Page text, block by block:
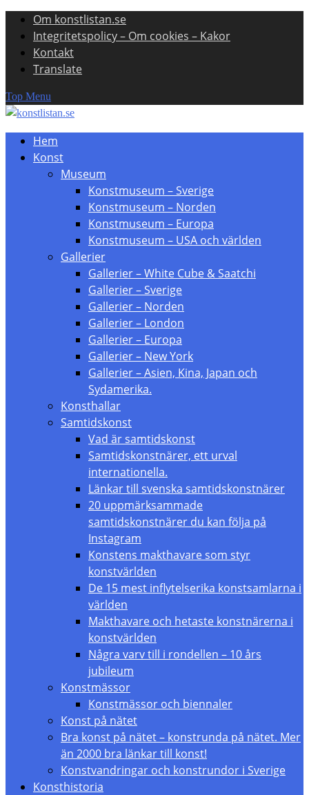
Skip
content
Om konstlistan.se
Integritetspolicy – Om cookies – Kakor
Kontakt
Translate
Top Menu
Hem
Konst
Museum
Konstmuseum – Sverige
Konstmuseum – Norden
Konstmuseum – Europa
Konstmuseum – USA och världen
Gallerier
Gallerier – White Cube & Saatchi
Gallerier – Sverige
Gallerier – Norden
Gallerier – London
Gallerier – Europa
Gallerier – New York
Gallerier – Asien, Kina, Japan och
Sydamerika.
Konsthallar
Samtidskonst
Vad är samtidskonst
Samtidskonstnärer, ett urval
internationella.
Länkar till svenska samtidskonstnärer
20 uppmärksammade
samtidskonstnärer du kan följa på
Instagram
Konstens makthavare som styr
konstvärlden
De 15 mest inflytelserika konstsamlarna i
världen
Makthavare och hetaste konstnärerna i
konstvärlden
Några varv till i rondellen – 10 års
jubileum
Konstmässor
Konstmässor och biennaler
Konst på nätet
Bra konst på nätet – konstrunda på nätet. Mer
än 2000 bra länkar till konst!
Konstvandringar och konstrundor i Sverige
Konsthistoria